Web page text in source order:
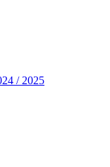
/ 2025